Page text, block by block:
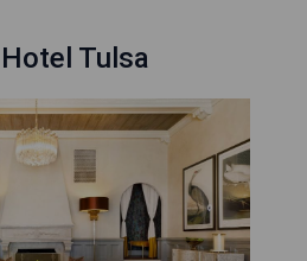
Tulsa